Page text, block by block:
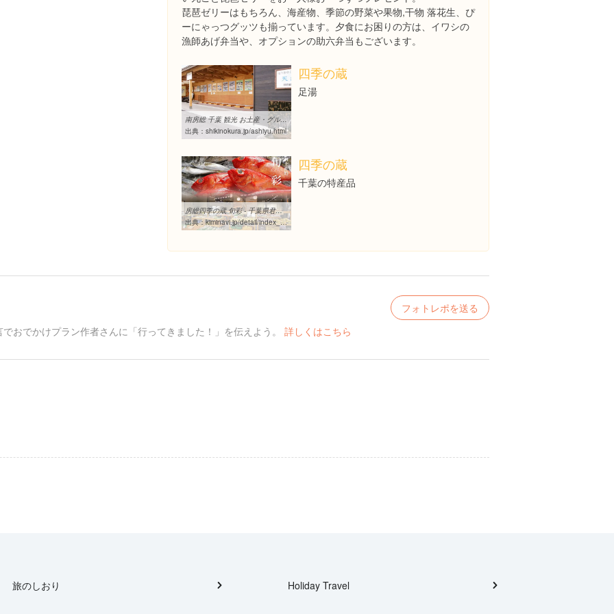
琵琶ゼリーはもちろん、海産物、季節の野菜や果物,干物 落花生、ぴ
ーにゃっつグッツも揃っています。夕食にお困りの方は、イワシの
漁師あげ弁当や、オプションの助六弁当もございます。
南房総 千葉 観光 お土産・グルメの房総 四季の蔵 足湯
出典： shikinokura.jp/ashiyu.html
四季の蔵
足湯
房総四季の蔵 旬彩 - 千葉県君津市（きみつし）のお得情報が一番わかる ...
出典：kiminavi.jp/detail/index_495.html
四季の蔵
千葉の特産品
フォトレポを送る
おでかけプラン作者さんに「行ってきました！」を伝えよう。 詳しくはこちら
旅のしおり Holiday Travel